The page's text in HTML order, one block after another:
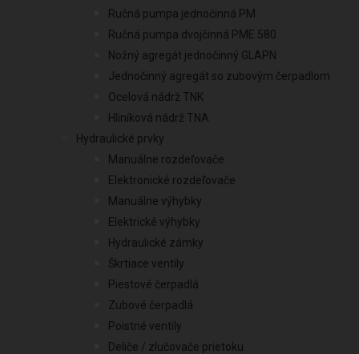
Ručná pumpa jednočinná PM
Ručná pumpa dvojčinná PME 580
Nožný agregát jednočinný GLAPN
Jednočinný agregát so zubovým čerpadlom
Ocelová nádrž TNK
Hliníková nádrž TNA
Hydraulické prvky
Manuálne rozdeľovače
Elektronické rozdeľovače
Manuálne výhybky
Elektrické výhybky
Hydraulické zámky
Škrtiace ventily
Piestové čerpadlá
Zubové čerpadlá
Poistné ventily
Deliče / zlučovače prietoku